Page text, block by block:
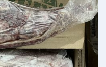
Add to
wishlist